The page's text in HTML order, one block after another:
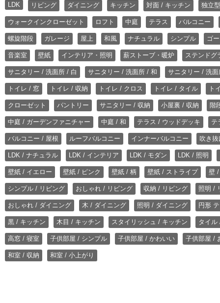
LDK リビング ダイニング キッチン 対面 / キッチン 独立
ウォークインクローゼット ロフト 中庭 テラス バルコニー
螺旋階段 ガレージ 屋上 和風 ナチュラル シンプル ゴ
音楽室 壁紙 インテリア・照明 薪ストーブ・暖炉 ステンドグ
サニタリー / 洗面所 / 白 サニタリー / 洗面所 / 和 サニタリー / 洗
トイレ / 窓 トイレ / 収納 トイレ / クロス トイレ / タイル ト
クローゼット パントリー サニタリー / 収納 小屋裏 / 収納 階
中庭 / ガーデンファニチャー 中庭 / 和 テラス / ウッドデッキ テ
バルコニー / 屋根 ルーフバルコニー インナーバルコニー 吹き
LDK / ナチュラル LDK / インテリア LDK / モダン LDK / 照明
壁紙 / イエロー 壁紙 / ピンク 壁紙 / 柄 壁紙 / ストライプ 壁
シンプル / リビング おしゃれ / リビング 収納 / リビング 照明 /
おしゃれ / ダイニング 木 / ダイニング 照明 / ダイニング 円形
黒 / キッチン 木目 / キッチン スタイリッシュ / キッチン タイル
高窓 / 寝室 子供部屋 / シンプル 子供部屋 / かわいい 子供部屋 /
和室 / 収納 和室 / 小上がり